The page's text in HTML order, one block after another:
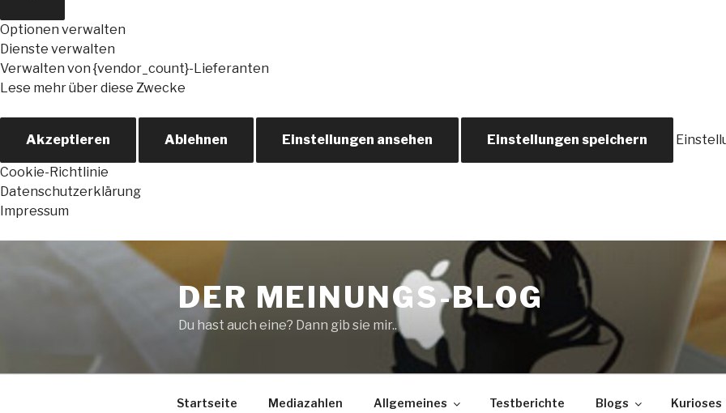
Optionen verwalten
Dienste verwalten
Verwalten von {vendor_count}-Lieferanten
Lese mehr über diese Zwecke
Akzeptieren Ablehnen Einstellungen ansehen Einstellungen speichern
Cookie-Richtlinie
Datenschutzerklärung
Impressum
springen
DER MEINUNGS-BLOG
Du hast auch eine? Dann gib sie mir..
Startseite Mediazahlen Allgemeines Testberichte Blogs Kurioses